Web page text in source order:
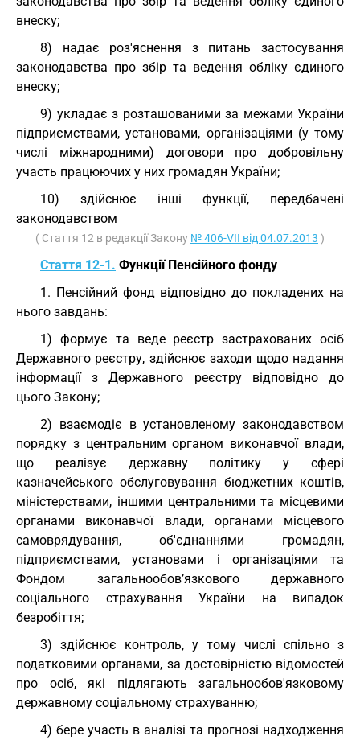
внеску;
8) надає роз'яснення з питань застосування
законодавства про збір та ведення обліку єдиного
внеску;
9) укладає з розташованими за межами України
підприємствами, установами, організаціями (у тому
числі міжнародними) договори про добровільну
участь працюючих у них громадян України;
10) здійснює інші функції, передбачені
законодавством
( Стаття 12 в редакції Закону № 406-VII від 04.07.2013 )
Стаття 12-1. Функції Пенсійного фонду
1. Пенсійний фонд відповідно до покладених на
нього завдань:
1) формує та веде реєстр застрахованих осіб
Державного реєстру, здійснює заходи щодо надання
інформації з Державного реєстру відповідно до
цього Закону;
2) взаємодіє в установленому законодавством
порядку з центральним органом виконавчої влади,
що реалізує державну політику у сфері
казначейського обслуговування бюджетних коштів,
міністерствами, іншими центральними та місцевими
органами виконавчої влади, органами місцевого
самоврядування, об'єднаннями громадян,
підприємствами, установами і організаціями та
Фондом загальнообов’язкового державного
соціального страхування України на випадок
безробіття;
3) здійснює контроль, у тому числі спільно з
податковими органами, за достовірністю відомостей
про осіб, які підлягають загальнообов'язковому
державному соціальному страхуванню;
4) бере участь в аналізі та прогнозі надходження